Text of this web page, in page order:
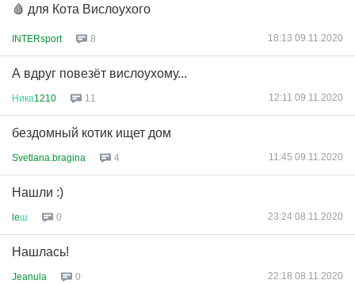
🩸 для Кота Вислоухого
INTERsport 8 18:13 09.11.2020
А вдруг повезёт вислоухому...
Ника1210 11 12:11 09.11.2020
бездомный котик ищет дом
Svetlana.bragina 4 11:45 09.11.2020
Нашли :)
leш 0 23:24 08.11.2020
Нашлась!
Jeanula 0 22:18 08.11.2020